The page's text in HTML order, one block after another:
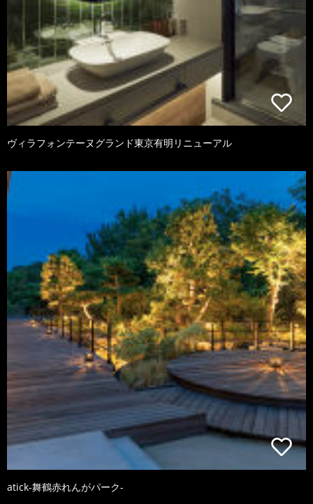
ヴィラフォンテーヌグランド東京有明リニューアル
atick-舞鶴赤れんがパーク-